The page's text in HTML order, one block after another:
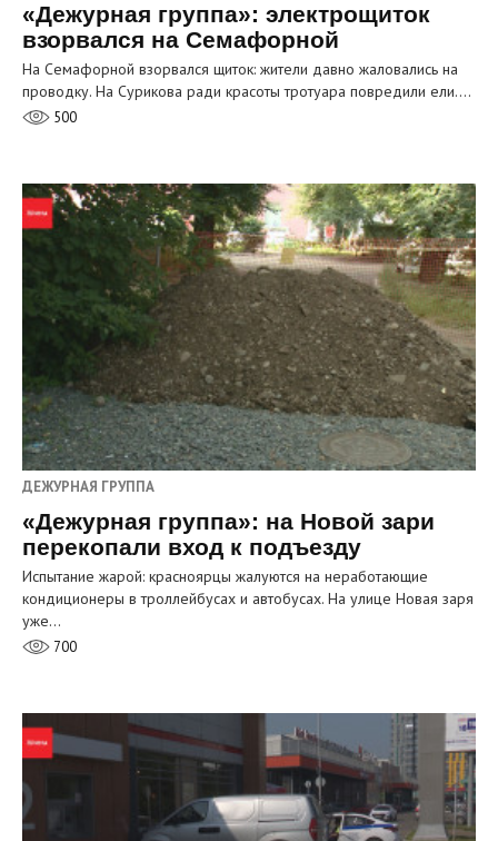
«Дежурная группа»: электрощиток
взорвался на Семафорной
На Семафорной взорвался щиток: жители давно жаловались на
проводку. На Сурикова ради красоты тротуара повредили ели.…
500
ДЕЖУРНАЯ ГРУППА
«Дежурная группа»: на Новой зари
перекопали вход к подъезду
Испытание жарой: красноярцы жалуются на неработающие
кондиционеры в троллейбусах и автобусах. На улице Новая заря
уже…
700